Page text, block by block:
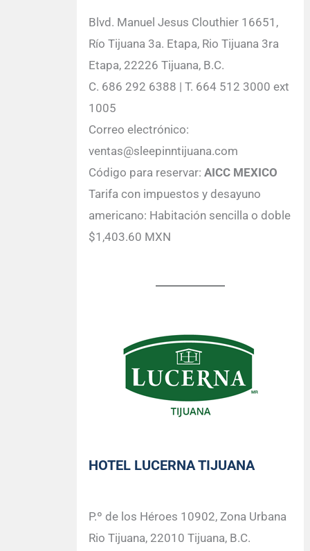
Blvd. Manuel Jesus Clouthier 16651,
Río Tijuana 3a. Etapa, Rio Tijuana 3ra
Etapa, 22226 Tijuana, B.C.
C. 686 292 6388 | T. 664 512 3000 ext
1005
Correo electrónico:
ventas@sleepinntijuana.com
Código para reservar:AICC MEXICO
Tarifa con impuestos y desayuno
americano: Habitación sencilla o doble
$1,403.60 MXN
HOTEL LUCERNA TIJUANA
P.º de los Héroes 10902, Zona Urbana
Rio Tijuana, 22010 Tijuana, B.C.